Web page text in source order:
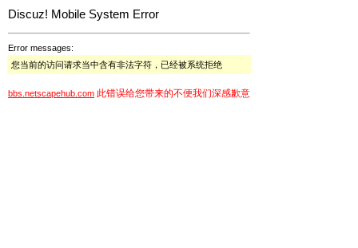
Discuz! Mobile System Error
Error messages:
您当前的访问请求当中含有非法字符，已经被系统拒绝
bbs.netscapehub.com 此错误给您带来的不便我们深感歉意